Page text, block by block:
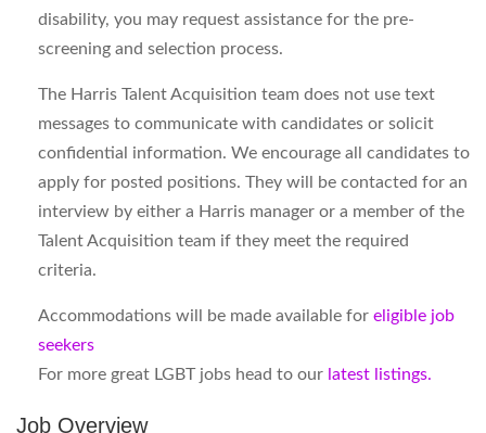
disability, you may request assistance for the pre-
screening and selection process.
The Harris Talent Acquisition team does not use text
messages to communicate with candidates or solicit
confidential information. We encourage all candidates to
apply for posted positions. They will be contacted for an
interview by either a Harris manager or a member of the
Talent Acquisition team if they meet the required
criteria.
Accommodations will be made available for eligible job
seekers
For more great LGBT jobs head to our latest listings.
Job Overview